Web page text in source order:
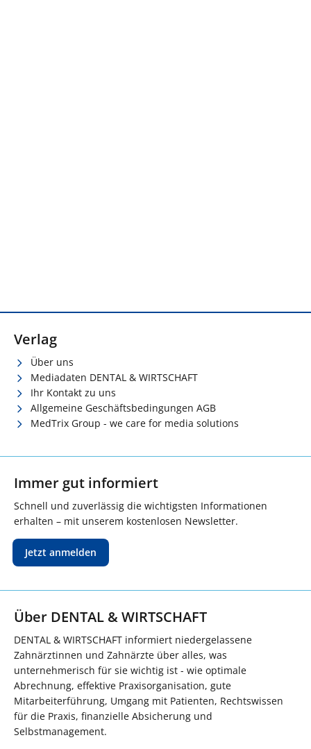
Verlag
Über uns
Mediadaten DENTAL & WIRTSCHAFT
Ihr Kontakt zu uns
Allgemeine Geschäftsbedingungen AGB
MedTrix Group - we care for media solutions
Immer gut informiert
Schnell und zuverlässig die wichtigsten Informationen
erhalten – mit unserem kostenlosen Newsletter.
Jetzt anmelden
Über DENTAL & WIRTSCHAFT
DENTAL & WIRTSCHAFT informiert niedergelassene
Zahnärztinnen und Zahnärzte über alles, was
unternehmerisch für sie wichtig ist - wie optimale
Abrechnung, effektive Praxisorganisation, gute
Mitarbeiterführung, Umgang mit Patienten, Rechtswissen
für die Praxis, finanzielle Absicherung und
Selbstmanagement.